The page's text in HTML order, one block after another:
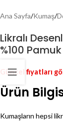
Ana Sayfa/Kumaş/
Likralı
%100
Güncel fiyatları
Ürün
Kumaşların hepsi